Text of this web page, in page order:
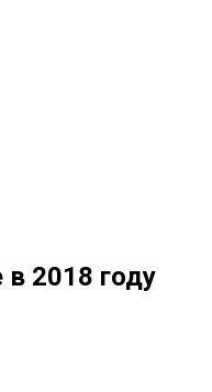
2018 году